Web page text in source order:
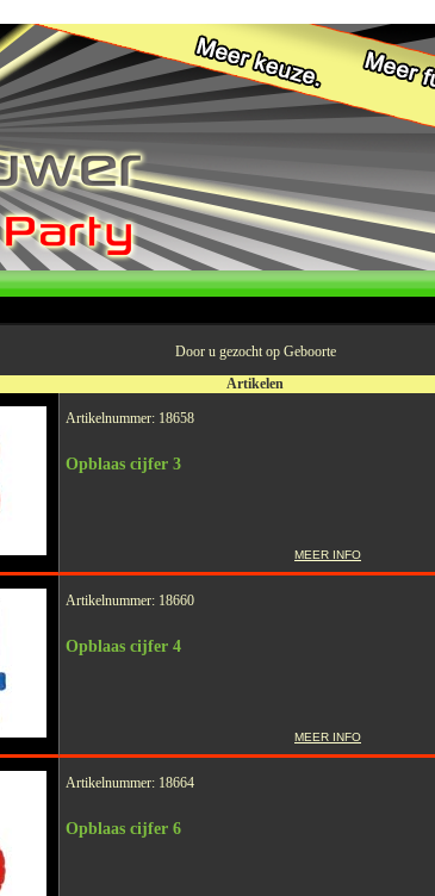
Door u gezocht op Geboorte
Artikelen
Artikelnummer: 18658
Opblaas cijfer 3
MEER INFO
Artikelnummer: 18660
Opblaas cijfer 4
MEER INFO
Artikelnummer: 18664
Opblaas cijfer 6